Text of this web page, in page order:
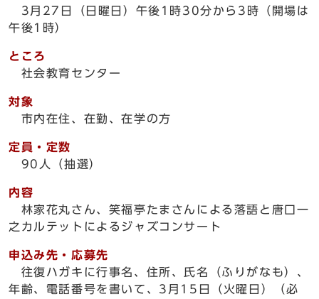
3月27日（日曜日）午後1時30分から3時（開場は
午後1時）
ところ
社会教育センター
対象
市内在住、在勤、在学の方
定員・定数
90人（抽選）
内容
林家花丸さん、笑福亭たまさんによる落語と唐口一
之カルテットによるジャズコンサート
申込み先・応募先
往復ハガキに行事名、住所、氏名（ふりがなも）、
年齢、電話番号を書いて、3月15日（火曜日）（必